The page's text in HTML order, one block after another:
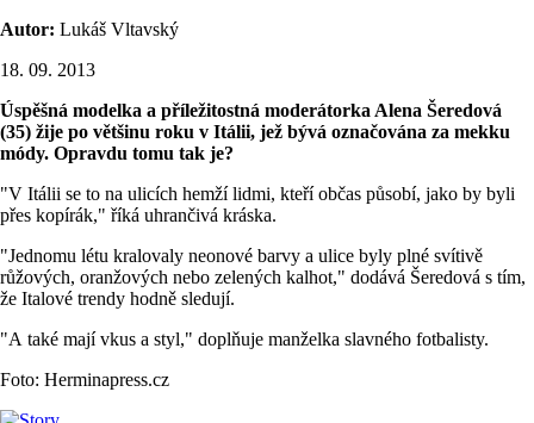
Autor: Lukáš Vltavský
18. 09. 2013
Úspěšná modelka a příležitostná moderátorka Alena Šeredová
(35) žije po většinu roku v Itálii, jež bývá označována za mekku
módy. Opravdu tomu tak je?
"V Itálii se to na ulicích hemží lidmi, kteří občas působí, jako by byli
přes kopírák," říká uhrančivá kráska.
"Jednomu létu kralovaly neonové barvy a ulice byly plné svítivě
růžových, oranžových nebo zelených kalhot," dodává Šeredová s tím,
že Italové trendy hodně sledují.
"A také mají vkus a styl," doplňuje manželka slavného fotbalisty.
Foto: Herminapress.cz